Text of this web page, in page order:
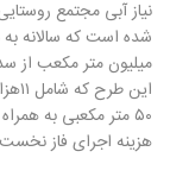
شده است که سالانه
میلیون متر مکعب از
هزینه اجرای فاز نخست آن بالغ بر ۱۱ هزارو ۶۰۰